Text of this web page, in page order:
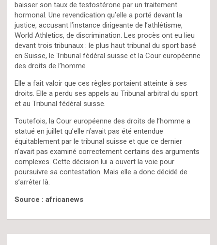
baisser son taux de testostérone par un traitement
hormonal. Une revendication qu’elle a porté devant la
justice, accusant l’instance dirigeante de l’athlétisme,
World Athletics, de discrimination. Les procès ont eu lieu
devant trois tribunaux : le plus haut tribunal du sport basé
en Suisse, le Tribunal fédéral suisse et la Cour européenne
des droits de l’homme.
Elle a fait valoir que ces règles portaient atteinte à ses
droits. Elle a perdu ses appels au Tribunal arbitral du sport
et au Tribunal fédéral suisse.
Toutefois, la Cour européenne des droits de l’homme a
statué en juillet qu’elle n’avait pas été entendue
équitablement par le tribunal suisse et que ce dernier
n’avait pas examiné correctement certains des arguments
complexes. Cette décision lui a ouvert la voie pour
poursuivre sa contestation. Mais elle a donc décidé de
s’arrêter là.
Source : africanews